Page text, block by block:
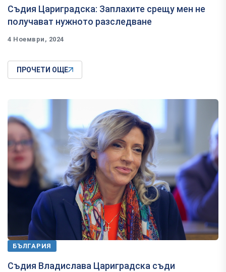
Съдия Цариградска: Заплахите срещу мен не
получават нужното разследване
4 Ноември, 2024
ПРОЧЕТИ ОЩЕ
БЪЛГАРИЯ
Съдия Владислава Цариградска съди